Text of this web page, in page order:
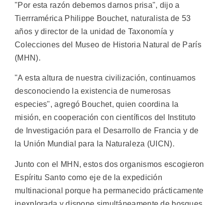
"Por esta razón debemos darnos prisa", dijo a
Tierrramérica Philippe Bouchet, naturalista de 53
años y director de la unidad de Taxonomía y
Colecciones del Museo de Historia Natural de París
(MHN).
"A esta altura de nuestra civilización, continuamos
desconociendo la existencia de numerosas
especies", agregó Bouchet, quien coordina la
misión, en cooperación con científicos del Instituto
de Investigación para el Desarrollo de Francia y de
la Unión Mundial para la Naturaleza (UICN).
Junto con el MHN, estos dos organismos escogieron
Espíritu Santo como eje de la expedición
multinacional porque ha permanecido prácticamente